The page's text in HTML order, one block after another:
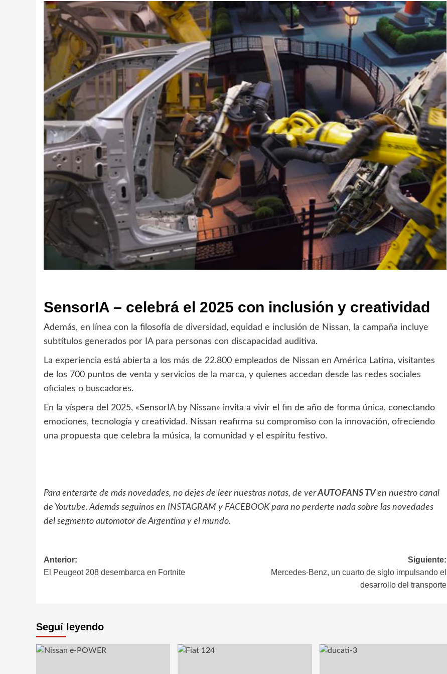
SensorIA – celebrá el 2025 con inclusión y creatividad
Además, en línea con la filosofía de diversidad, equidad e inclusión de Nissan, la campaña incluye
subtítulos generados por IA para personas con discapacidad auditiva.
La experiencia está abierta a los más de 22.800 empleados de Nissan en América Latina, visitantes
de los 700 puntos de venta y servicios de la marca, y quienes accedan desde las redes sociales
oficiales o buscadores.
En la víspera del 2025, «SensorIA by Nissan» invita a vivir el fin de año de forma única, conectando
emociones, tecnología y creatividad. Nissan reafirma su compromiso con la innovación, ofreciendo
una propuesta que celebra la música, la comunidad y el espíritu festivo.
Para enterarte de más novedades, no dejes de leernuestras notas, de verAUTOFANS TV en nuestro canal
de Youtube. Además seguinos en INSTAGRAM y FACEBOOK para no perderte nada sobre las novedades
del segmento automotor de Argentina y el mundo.
Navegación
de
Anterior:
El Peugeot 208 desembarca en Fortnite
Siguiente:
Mercedes-Benz, un cuarto de siglo impulsando el
desarrollo del transporte
Seguí leyendo